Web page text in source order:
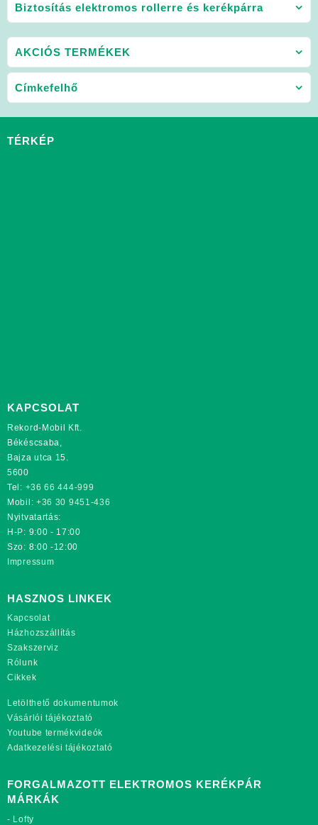
Biztosítás elektromos rollerre és kerékpárra
AKCIÓS TERMÉKEK
Címkefelhő
TÉRKÉP
KAPCSOLAT
Rekord-Mobil Kft.
Békéscsaba,
Bajza utca 15.
5600
Tel: +36 66 444-999
Mobil: +36 30 9451-436
Nyitvatartás:
H-P: 9:00 - 17:00
Szo: 8:00 -12:00
Impressum
HASZNOS LINKEK
Kapcsolat
Házhozszállítás
Szakszerviz
Rólunk
Cikkek
Letölthető dokumentumok
Vásárlói tájékoztató
Youtube termékvideók
Adatkezelési tájékoztató
FORGALMAZOTT ELEKTROMOS KERÉKPÁR
MÁRKÁK
- Lofty